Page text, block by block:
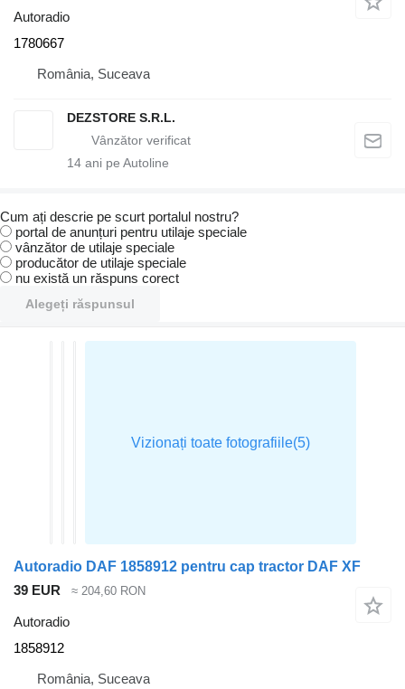
Autoradio
1780667
România, Suceava
DEZSTORE S.R.L.
14 ani pe Autoline
Cum ați descrie pe scurt portalul nostru?
portal de anunțuri pentru utilaje speciale
vânzător de utilaje speciale
producător de utilaje speciale
nu există un răspuns corect
Alegeți răspunsul
Autoradio DAF 1858912 pentru cap tractor DAF XF
39 EUR
≈ 204,60 RON
Autoradio
1858912
România, Suceava